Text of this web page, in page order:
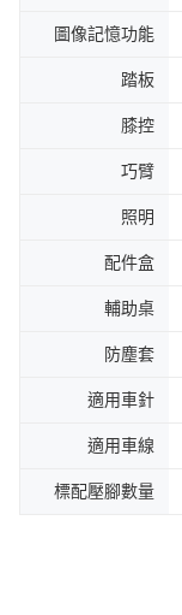
圖像記憶功能
踏板
膝控
巧臂
照明
配件盒
輔助桌
防塵套
適用車針
適用車線
標配壓腳數量